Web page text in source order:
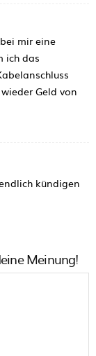
mir eine
ich das
Geld von
kündigen
Meinung!